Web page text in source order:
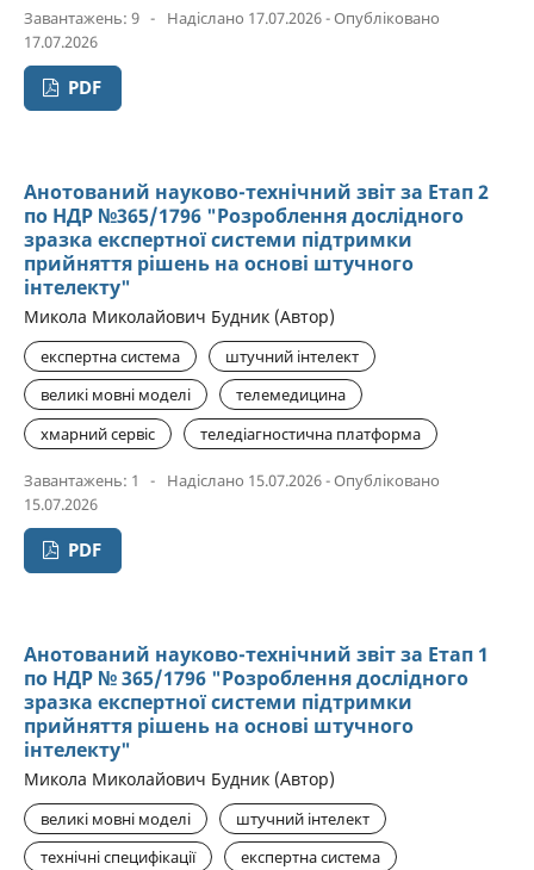
Завантажень: 9 -
Надіслано 17.07.2026 - Опубліковано
17.07.2026
PDF
Анотований науково-технічний звіт за Етап 2
по НДР №365/1796 "Розроблення дослідного
зразка експертної системи підтримки
прийняття рішень на основі штучного
інтелекту"
Микола Миколайович Будник (Автор)
експертна система
штучний інтелект
великі мовні моделі
телемедицина
хмарний сервіс
теледіагностична платформа
Завантажень: 1 -
Надіслано 15.07.2026 - Опубліковано
15.07.2026
PDF
Анотований науково-технічний звіт за Етап 1
по НДР № 365/1796 "Розроблення дослідного
зразка експертної системи підтримки
прийняття рішень на основі штучного
інтелекту"
Микола Миколайович Будник (Автор)
великі мовні моделі
штучний інтелект
технічні специфікації
експертна система